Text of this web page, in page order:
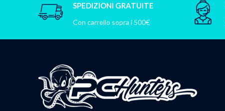
SPEDIZIONI GRATUITE
Con carrello sopra i 500€